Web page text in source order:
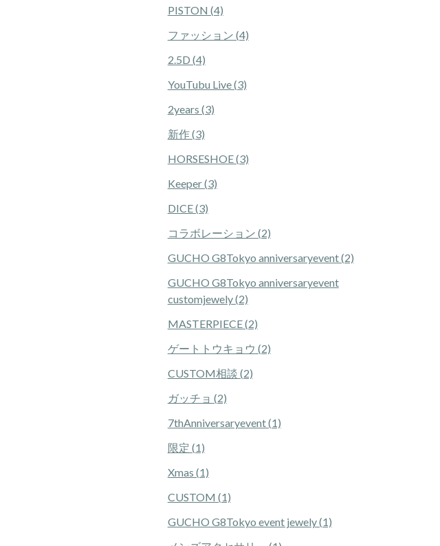
PISTON (4)
ファッション (4)
2.5D (4)
YouTubu Live (3)
2years (3)
新作 (3)
HORSESHOE (3)
Keeper (3)
DICE (3)
コラボレーション (2)
GUCHO G8Tokyo anniversaryevent (2)
GUCHO G8Tokyo anniversaryevent
customjewely (2)
MASTERPIECE (2)
ゲートトウキョウ (2)
CUSTOM相談 (2)
ガッチョ (2)
7thAnniversaryevent (1)
限定 (1)
Xmas (1)
CUSTOM (1)
GUCHO G8Tokyo event jewely (1)